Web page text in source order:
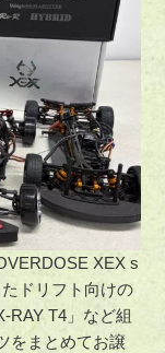
XEX s
ドリフト向けの
RAY T4」など組
をまとめてお譲